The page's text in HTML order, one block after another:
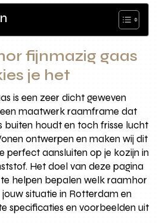
fijnmazig gaas
je het
is een zeer dicht geweven
maatwerk raamframe dat
buiten houdt en toch frisse lucht
ontwerpen en maken wij dit
perfect aansluiten op je kozijn in
Het doel van deze pagina
te helpen bepalen welk raamhor
situatie in Rotterdam en
specificaties en voorbeelden uit